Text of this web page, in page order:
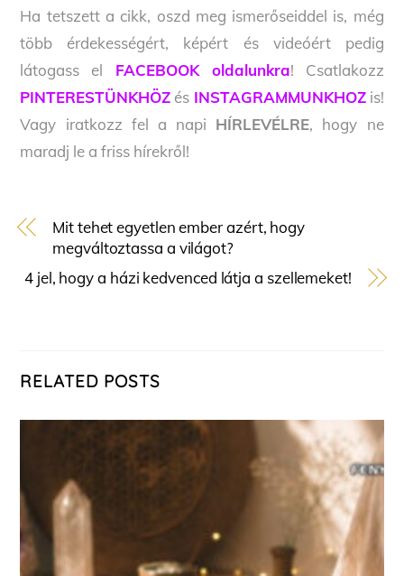
Ha tetszett a cikk, oszd meg ismerőseiddel is, még
több érdekességért, képért és videóért pedig
látogass el FACEBOOK oldalunkra! Csatlakozz
PINTERESTÜNKHÖZ és INSTAGRAMMUNKHOZis!
Vagy iratkozz fel a napi HÍRLEVÉLRE, hogy ne
maradj le a friss hírekről!
Mit tehet egyetlen ember azért, hogy
megváltoztassa a világot?
4 jel, hogy a házi kedvenced látja a szellemeket!
RELATED POSTS